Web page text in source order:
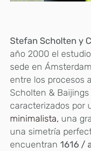
Stefan Scholten y
año 2000 el
sede en
entre los procesos
Scholten &
caracterizados por
minimalista, una
una simetría
encuentran 1616 /